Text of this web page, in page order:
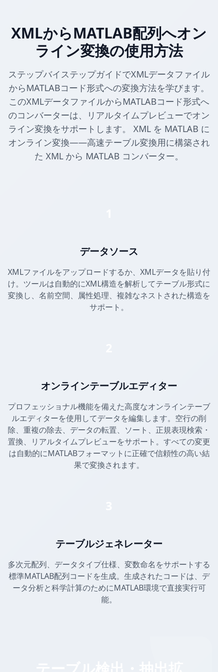
XMLからMATLAB配列へオン
ライン変換の使用方法
ステップバイステップガイドでXMLデータファイル
からMATLABコード形式への変換方法を学びます。
このXMLデータファイルからMATLABコード形式へ
のコンバーターは、リアルタイムプレビューでオン
ライン変換をサポートします。 XML を MATLAB に
オンライン変換——高速テーブル変換用に構築され
た XML から MATLAB コンバーター。
データソース
XMLファイルをアップロードするか、XMLデータを貼り付
け。ツールは自動的にXML構造を解析してテーブル形式に
変換し、名前空間、属性処理、複雑なネストされた構造を
サポート。
オンラインテーブルエディター
プロフェッショナル機能を備えた高度なオンラインテーブ
ルエディターを使用してデータを編集します。空行の削
除、重複の除去、データの転置、ソート、正規表現検索・
置換、リアルタイムプレビューをサポート。すべての変更
は自動的にMATLABフォーマットに正確で信頼性の高い結
果で変換されます。
テーブルジェネレーター
多次元配列、データタイプ仕様、変数命名をサポートする
標準MATLAB配列コードを生成。生成されたコードは、デ
ータ分析と科学計算のためにMATLAB環境で直接実行可
能。